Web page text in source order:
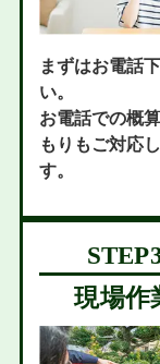
まずはお電話
い。
お電話での概
もりもご対応
す。
現場作